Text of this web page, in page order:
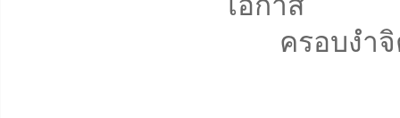
ครอบงำจิต